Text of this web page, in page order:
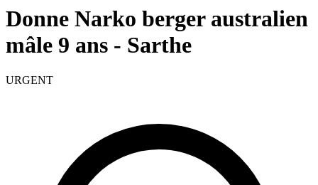
Donne Narko berger australien
mâle 9 ans - Sarthe
URGENT